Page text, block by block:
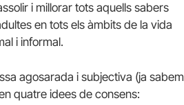
i millorar tots aquells sabers
en tots els àmbits de la vida
i informal.
agosarada i subjectiva (ja sabem
quatre idees de consens: